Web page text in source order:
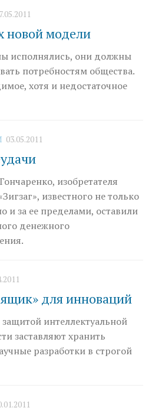
новой модели
исполнялись, они должны
потребностям общества.
хотя и недостаточное
03.05.2011
изобретателя
известного не только
и за ее пределами, оставили
денежного
для инноваций
интеллектуальной
заставляют хранить
разработки в строгой